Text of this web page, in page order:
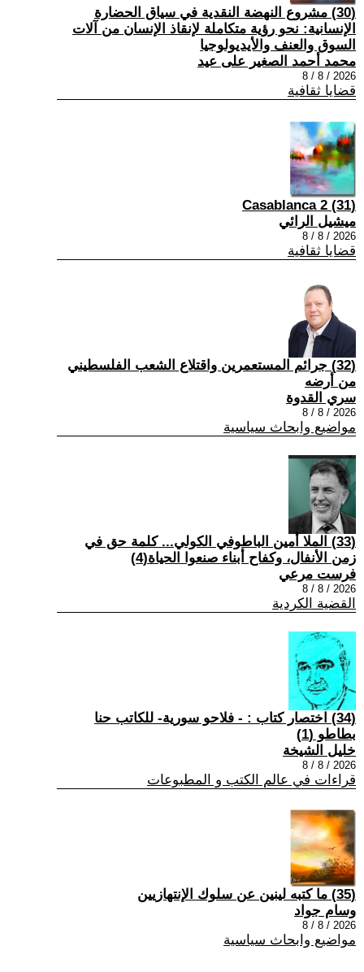
(30) مشروع النهضة النقدية في سياق الحضارة
الإنسانية: نحو رؤية متكاملة لإنقاذ الإنسان من آلات
السوق والعنف والأيديولوجيا
محمد أحمد الصغير على عيد
2026 / 8 / 8
قضايا ثقافية
(31) Casablanca 2
ميشيل الرائي
2026 / 8 / 8
قضايا ثقافية
(32) جرائم المستعمرين واقتلاع الشعب الفلسطيني
من أرضه
سري القدوة
2026 / 8 / 8
مواضيع وابحاث سياسية
(33) الملا أمين الباطوفي الكولي... كلمة حق في
زمن الأنفال، وكفاح أبناء صنعوا الحياة(4)
فرست مرعي
2026 / 8 / 8
القضية الكردية
(34) اختصار كتاب : - فلاحو سورية- للكاتب حنا
بطاطو (1)
خليل الشيخة
2026 / 8 / 8
قراءات في عالم الكتب و المطبوعات
(35) ما كتبه لينين عن سلوك الإنتهازيين
وسام جواد
2026 / 8 / 8
مواضيع وابحاث سياسية